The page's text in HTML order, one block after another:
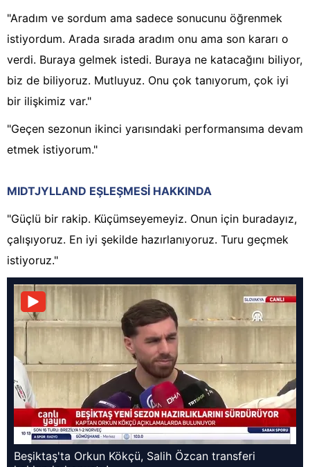
"Aradım ve sordum ama sadece sonucunu öğrenmek
istiyordum. Arada sırada aradım onu ama son kararı o
verdi. Buraya gelmek istedi. Buraya ne katacağını biliyor,
biz de biliyoruz. Mutluyuz. Onu çok tanıyorum, çok iyi
bir ilişkimiz var."
"Geçen sezonun ikinci yarısındaki performansıma devam
etmek istiyorum."
MIDTJYLLAND EŞLEŞMESİ HAKKINDA
"Güçlü bir rakip. Küçümseyemeyiz. Onun için buradayız,
çalışıyoruz. En iyi şekilde hazırlanıyoruz. Turu geçmek
istiyoruz."
Beşiktaş'ta Orkun Kökçü, Salih Özcan transferi